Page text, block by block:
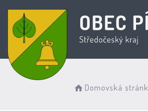
Domovská